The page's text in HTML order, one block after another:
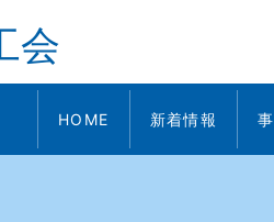
会
HOME 新着情報